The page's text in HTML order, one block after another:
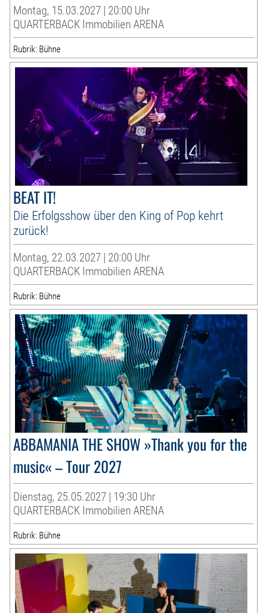
Montag, 15.03.2027 | 20:00 Uhr
QUARTERBACK Immobilien ARENA
Rubrik: Bühne
BEAT IT!
Die Erfolgsshow über den King of Pop kehrt
zurück!
Montag, 22.03.2027 | 20:00 Uhr
QUARTERBACK Immobilien ARENA
Rubrik: Bühne
ABBAMANIA THE SHOW »Thank you for the
music« – Tour 2027
Dienstag, 25.05.2027 | 19:30 Uhr
QUARTERBACK Immobilien ARENA
Rubrik: Bühne